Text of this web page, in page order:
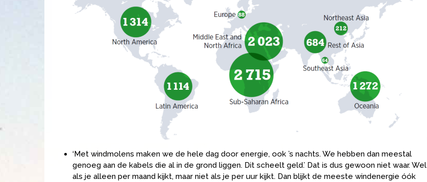
‘Met windmolens maken we de hele dag door energie, ook ’s nachts. We hebben dan meestal
genoeg aan de kabels die al in de grond liggen. Dit scheelt geld.’ Dat is dus gewoon niet waar. Wel
als je alleen per maand kijkt, maar niet als je per uur kijkt. Dan blijkt de meeste windenergie óók